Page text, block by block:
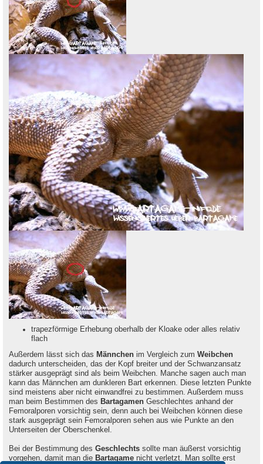
trapezförmige Erhebung oberhalb der Kloake oder alles relativ
flach
Außerdem lässt sich das Männchen im Vergleich zum Weibchen
dadurch unterscheiden, das der Kopf breiter und der Schwanzansatz
stärker ausgeprägt sind als beim Weibchen. Manche sagen auch man
kann das Männchen am dunkleren Bart erkennen. Diese letzten Punkte
sind meistens aber nicht einwandfrei zu bestimmen. Außerdem muss
man beim Bestimmen des Bartagamen Geschlechtes anhand der
Femoralporen vorsichtig sein, denn auch bei Weibchen können diese
stark ausgeprägt sein Femoralporen sehen aus wie Punkte an den
Unterseiten der Oberschenkel.
Bei der Bestimmung des Geschlechts sollte man äußerst vorsichtig
vorgehen, damit man die Bartagame nicht verletzt. Man sollte erst